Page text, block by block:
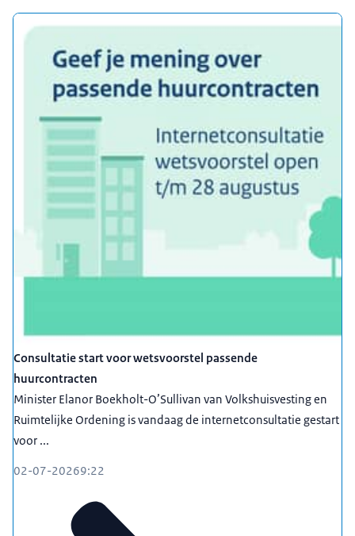
Consultatie start voor wetsvoorstel passende
huurcontracten
Minister Elanor Boekholt-O’Sullivan van Volkshuisvesting en
Ruimtelijke Ordening is vandaag de internetconsultatie gestart
voor ...
02-07-20269:22